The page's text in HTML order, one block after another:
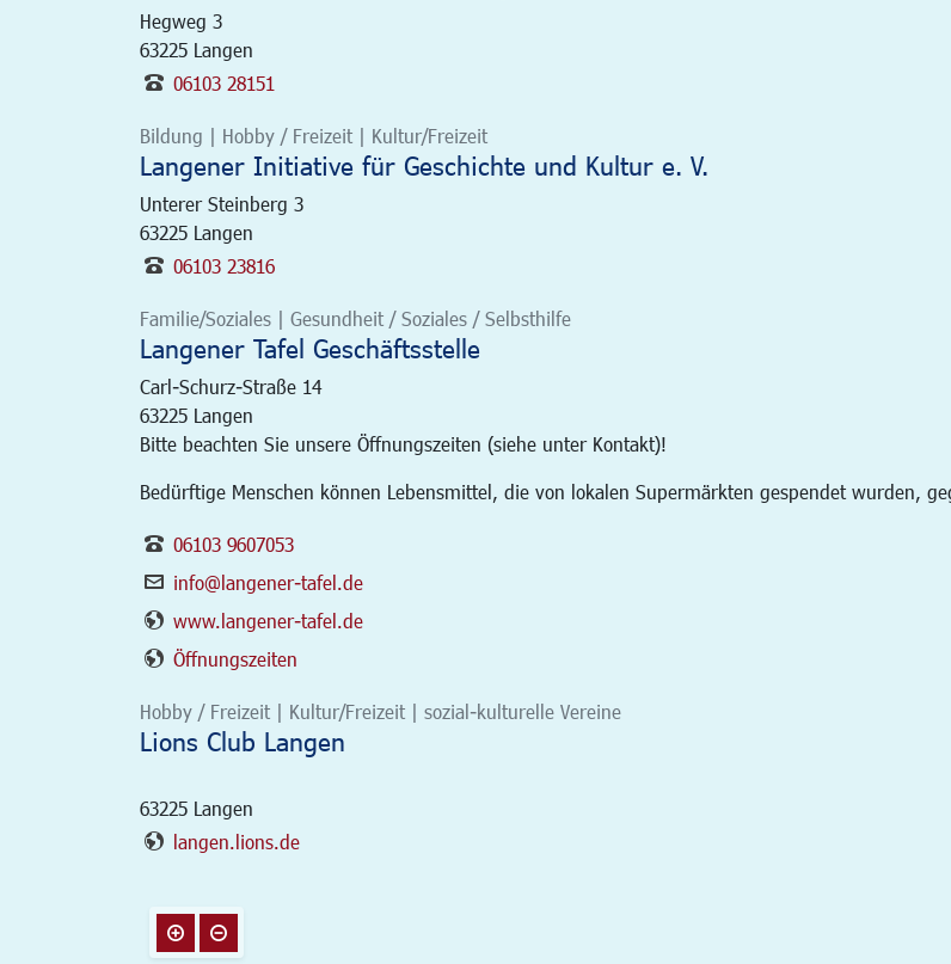
Hegweg 3
63225 Langen
06103 28151
Bildung | Hobby / Freizeit | Kultur/Freizeit
Langener Initiative für Geschichte und Kultur e. V.
Unterer Steinberg 3
63225 Langen
06103 23816
Familie/Soziales | Gesundheit / Soziales / Selbsthilfe
Langener Tafel Geschäftsstelle
Carl-Schurz-Straße 14
63225 Langen
Bitte beachten Sie unsere Öffnungszeiten (siehe unter Kontakt)!
Bedürftige Menschen können Lebensmittel, die von lokalen Supermärkten gespendet wurden,
06103 9607053
info@langener-tafel.de
www.langener-tafel.de
Öffnungszeiten
Hobby / Freizeit | Kultur/Freizeit | sozial-kulturelle Vereine
Lions Club Langen
63225 Langen
langen.lions.de